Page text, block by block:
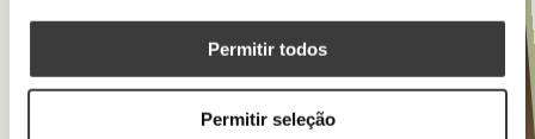
Permitir todos
Permitir seleção